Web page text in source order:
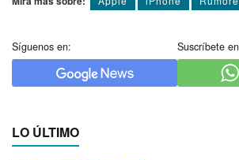
Síguenos en: Suscríbete
LO ÚLTIMO